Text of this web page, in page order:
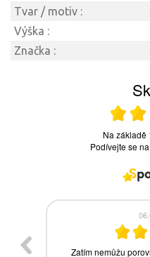
Tvar / motiv :
Výška :
Značka :